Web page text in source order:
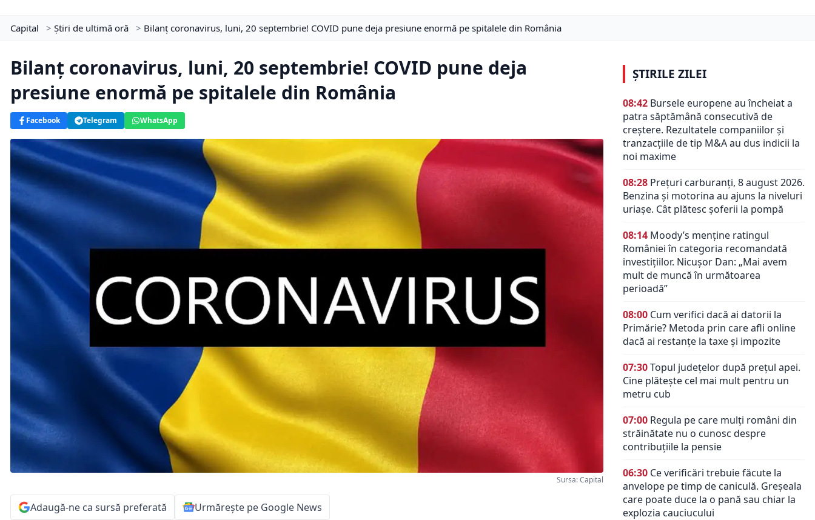
Capital > Știri de ultimă oră > Bilanţ coronavirus, luni, 20 septembrie! COVID pune deja presiune enormă pe spitalele din România
Bilanţ coronavirus, luni, 20 septembrie! COVID pune deja
presiune enormă pe spitalele din România
Facebook Telegram WhatsApp
Sursa: Capital
Adaugă-ne ca sursă preferată Urmărește pe Google News
ȘTIRILE ZILEI
08:42 Bursele europene au încheiat a
patra săptămână consecutivă de
creștere. Rezultatele companiilor și
tranzacțiile de tip M&A au dus indicii la
noi maxime
08:28 Prețuri carburanți, 8 august 2026.
Benzina și motorina au ajuns la niveluri
uriașe. Cât plătesc șoferii la pompă
08:14 Moody’s menține ratingul
României în categoria recomandată
investițiilor. Nicușor Dan: „Mai avem
mult de muncă în următoarea
perioadă”
08:00 Cum verifici dacă ai datorii la
Primărie? Metoda prin care afli online
dacă ai restanțe la taxe și impozite
07:30Topul județelor după prețul apei.
Cine plătește cel mai mult pentru un
metru cub
07:00 Regula pe care mulți români din
străinătate nu o cunosc despre
contribuțiile la pensie
06:30 Ce verificări trebuie făcute la
anvelope pe timp de caniculă. Greșeala
care poate duce la o pană sau chiar la
explozia cauciucului